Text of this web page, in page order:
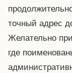
точный адрес
Желательно
где